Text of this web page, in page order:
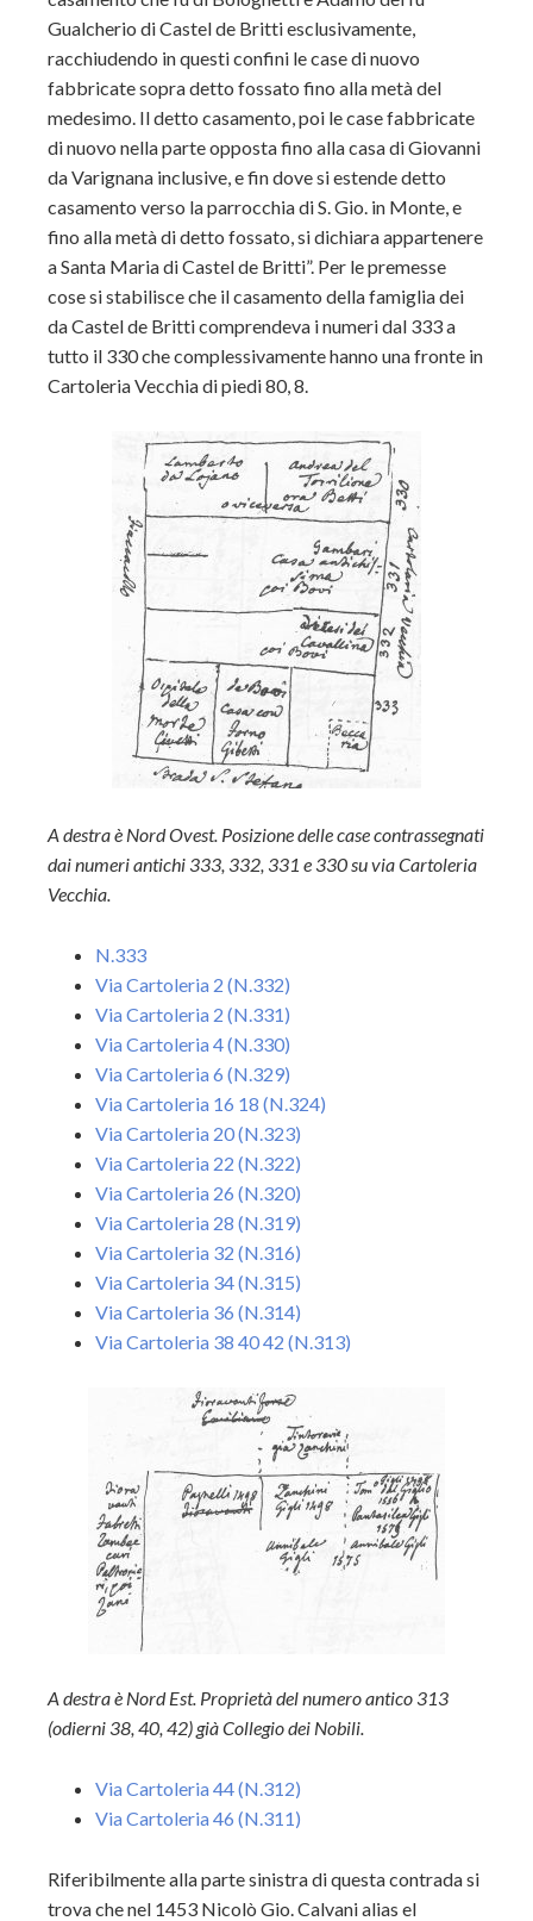
Gualcherio di Castel de Britti esclusivamente,
racchiudendo in questi confini le case di nuovo
fabbricate sopra detto fossato fino alla metà del
medesimo. Il detto casamento, poi le case fabbricate
di nuovo nella parte opposta fino alla casa di Giovanni
da Varignana inclusive, e fin dove si estende detto
casamento verso la parrocchia di S. Gio. in Monte, e
fino alla metà di detto fossato, si dichiara appartenere
a Santa Maria di Castel de Britti”. Per le premesse
cose si stabilisce che il casamento della famiglia dei
da Castel de Britti comprendeva i numeri dal 333 a
tutto il 330 che complessivamente hanno una fronte in
Cartoleria Vecchia di piedi 80, 8.
A destra è Nord Ovest. Posizione delle case contrassegnati
dai numeri antichi 333, 332, 331 e 330 su via Cartoleria
Vecchia.
N.333
Via Cartoleria 2 (N.332)
Via Cartoleria 2 (N.331)
Via Cartoleria 4 (N.330)
Via Cartoleria 6 (N.329)
Via Cartoleria 16 18 (N.324)
Via Cartoleria 20 (N.323)
Via Cartoleria 22 (N.322)
Via Cartoleria 26 (N.320)
Via Cartoleria 28 (N.319)
Via Cartoleria 32 (N.316)
Via Cartoleria 34 (N.315)
Via Cartoleria 36 (N.314)
Via Cartoleria 38 40 42 (N.313)
A destra è Nord Est. Proprietà del numero antico 313
(odierni 38, 40, 42) già Collegio dei Nobili.
Via Cartoleria 44 (N.312)
Via Cartoleria 46 (N.311)
Riferibilmente alla parte sinistra di questa contrada si
trova che nel 1453 Nicolò Gio. Calvani alias el